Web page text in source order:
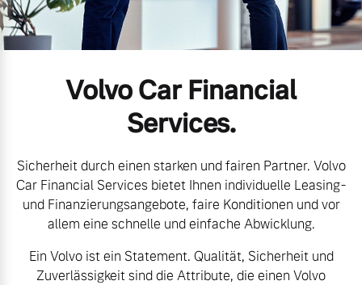
Mild-Hybrid
Geschäftskunden
Editionsmodelle
Konnektivität
Volvo Gebrauchtwagenbörse
Volvo kauft Ihr Auto
Aktuelle Zubehörangebote
Zubehörkatalog
Aktuelle Serviceangebote
Kontakt und Anfahrt
Unsere News & Events
Volvo Car Financial
Services.
Sicherheit durch einen starken und fairen Partner. Volvo
Car Financial Services bietet Ihnen individuelle Leasing-
und Finanzierungsangebote, faire Konditionen und vor
allem eine schnelle und einfache Abwicklung.
Ein Volvo ist ein Statement. Qualität, Sicherheit und
Zuverlässigkeit sind die Attribute, die einen Volvo